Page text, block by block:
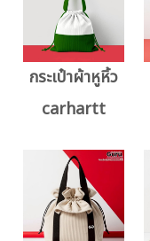
กระเป๋าผ้าหูหิ้ว
carhartt